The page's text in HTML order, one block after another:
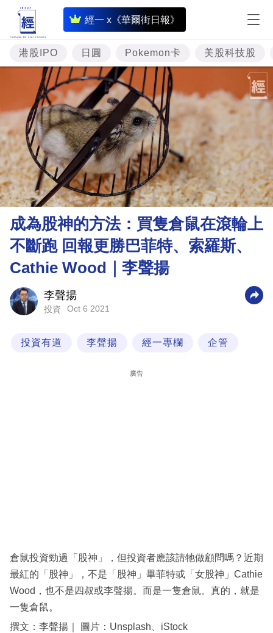
經一 x《華爾街日報》
即
時
財
經
專
題
投
資
樓
市
理
財
商
業
技
港股IPO 日圓 Pokemon卡 美股科技股
成為股神的方法：買隻倉鼠在滾輪上
不斷跑 回報更勝巴菲特、索羅斯、
Cathie Wood｜李聲揚
李聲揚
投資 Oct 6 2021
投資有道 李聲揚 經一專欄 企管
廣告
倉鼠投資勁過「股神」，但投資者應該請牠做顧問嗎？近期
最紅的「股神」，不是「股神」畢菲特或「女股神」Cathie
Wood，也不是四叔或李聲揚。而是一隻倉鼠。真的，就是
一隻倉鼠。
撰文：李聲揚｜ 圖片：Unsplash、iStock